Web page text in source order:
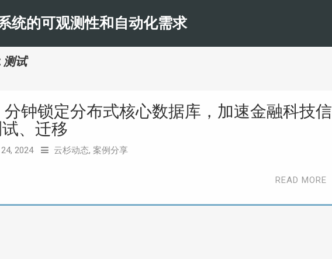
统的可观测性和自动化需求
测试
钟锁定分布式核心数据库，加速金融科技信
、迁移
2024 云杉动态, 案例分享
READ MORE